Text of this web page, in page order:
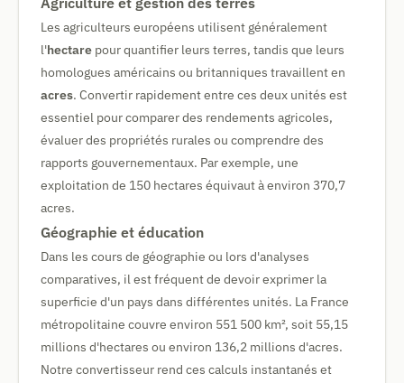
Les agriculteurs européens utilisent généralement
l'hectare pour quantifier leurs terres, tandis que leurs
homologues américains ou britanniques travaillent en
acres. Convertir rapidement entre ces deux unités est
essentiel pour comparer des rendements agricoles,
évaluer des propriétés rurales ou comprendre des
rapports gouvernementaux. Par exemple, une
exploitation de 150 hectares équivaut à environ 370,7
acres.
Géographie et éducation
Dans les cours de géographie ou lors d'analyses
comparatives, il est fréquent de devoir exprimer la
superficie d'un pays dans différentes unités. La France
métropolitaine couvre environ 551 500 km², soit 55,15
millions d'hectares ou environ 136,2 millions d'acres.
Notre convertisseur rend ces calculs instantanés et